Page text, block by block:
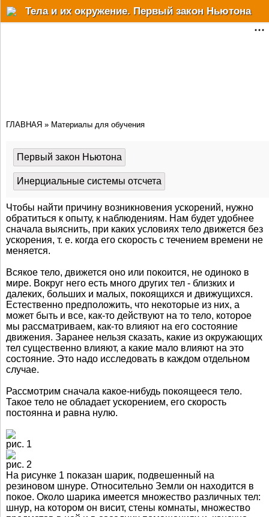
Разделы
Факты
Мат. онлайн сервисы
Физ.-хим. справочник
Дополнительно
Авторизация
Тела и их окружение. Первый закон Ньютона
ГЛАВНАЯ » Материалы для обучения
Первый закон Ньютона
Инерциальные системы отсчета
Чтобы найти причину возникновения ускорений, нужно
обратиться к опыту, к наблюдениям. Нам будет удобнее
сначала выяснить, при каких условиях тело движется без
ускорения, т. е. когда его скорость с течением времени не
меняется.
Всякое тело, движется оно или покоится, не одиноко в
мире. Вокруг него есть много других тел - близких и
далеких, больших и малых, покоящихся и движущихся.
Естественно предположить, что некоторые из них, а
может быть и все, как-то действуют на то тело, которое
мы рассматриваем, как-то влияют на его состояние
движения. Заранее нельзя сказать, какие из окружающих
тел существенно влияют, а какие мало влияют на это
состояние. Это надо исследовать в каждом отдельном
случае.
Рассмотрим сначала какое-нибудь покоящееся тело.
Такое тело не обладает ускорением, его скорость
постоянна и равна нулю.
рис. 1
рис. 2
На рисунке 1 показан шарик, подвешенный на
резиновом шнуре. Относительно Земли он находится в
покое. Около шарика имеется множество различных тел:
шнур, на котором он висит, стены комнаты, множество